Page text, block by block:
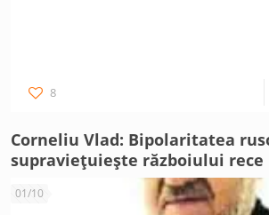
8
Corneliu Vlad: Bipolaritatea
supraviețuiește războiului rece
01/10